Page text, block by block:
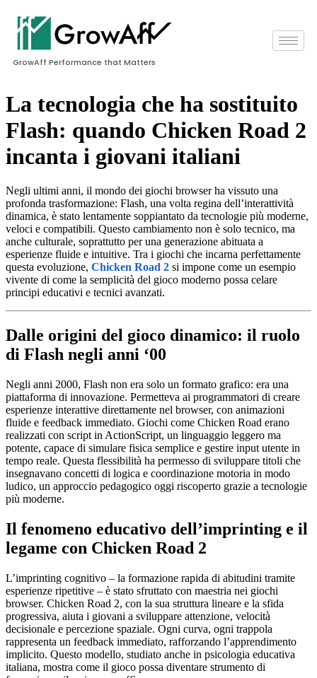
GrowAff Performance that Matters
La tecnologia che ha sostituito
Flash: quando Chicken Road 2
incanta i giovani italiani
Negli ultimi anni, il mondo dei giochi browser ha vissuto una
profonda trasformazione: Flash, una volta regina dell’interattività
dinamica, è stato lentamente soppiantato da tecnologie più moderne,
veloci e compatibili. Questo cambiamento non è solo tecnico, ma
anche culturale, soprattutto per una generazione abituata a
esperienze fluide e intuitive. Tra i giochi che incarna perfettamente
questa evoluzione, Chicken Road 2 si impone come un esempio
vivente di come la semplicità del gioco moderno possa celare
principi educativi e tecnici avanzati.
Dalle origini del gioco dinamico: il ruolo
di Flash negli anni ‘00
Negli anni 2000, Flash non era solo un formato grafico: era una
piattaforma di innovazione. Permetteva ai programmatori di creare
esperienze interattive direttamente nel browser, con animazioni
fluide e feedback immediato. Giochi come Chicken Road erano
realizzati con script in ActionScript, un linguaggio leggero ma
potente, capace di simulare fisica semplice e gestire input utente in
tempo reale. Questa flessibilità ha permesso di sviluppare titoli che
insegnavano concetti di logica e coordinazione motoria in modo
ludico, un approccio pedagogico oggi riscoperto grazie a tecnologie
più moderne.
Il fenomeno educativo dell’imprinting e il
legame con Chicken Road 2
L’imprinting cognitivo – la formazione rapida di abitudini tramite
esperienze ripetitive – è stato sfruttato con maestria nei giochi
browser. Chicken Road 2, con la sua struttura lineare e la sfida
progressiva, aiuta i giovani a sviluppare attenzione, velocità
decisionale e percezione spaziale. Ogni curva, ogni trappola
rappresenta un feedback immediato, rafforzando l’apprendimento
implicito. Questo modello, studiato anche in psicologia educativa
italiana, mostra come il gioco possa diventare strumento di